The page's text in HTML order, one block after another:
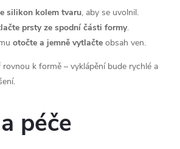
silikon kolem tvaru, aby se uvolnil.
prsty ze spodní části formy.
otočte a jemně vytlačte obsah ven.
k formě – vyklápění bude rychlé a
péče